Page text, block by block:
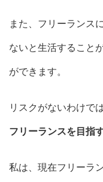
また、フリーランス
ないと生活すること
ができます。
リスクがないわけで
フリーランスを目指
私は、現在フリーラ